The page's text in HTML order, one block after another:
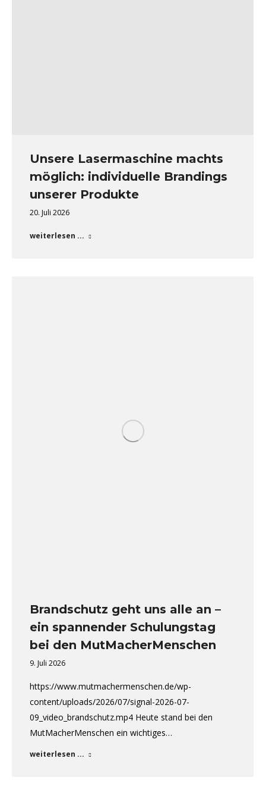
Unsere Lasermaschine machts
möglich: individuelle Brandings
unserer Produkte
20. Juli 2026
weiterlesen ...
Brandschutz geht uns alle an –
ein spannender Schulungstag
bei den MutMacherMenschen
9. Juli 2026
https://www.mutmachermenschen.de/wp-
content/uploads/2026/07/signal-2026-07-
09_video_brandschutz.mp4 Heute stand bei den
MutMacherMenschen ein wichtiges…
weiterlesen ...